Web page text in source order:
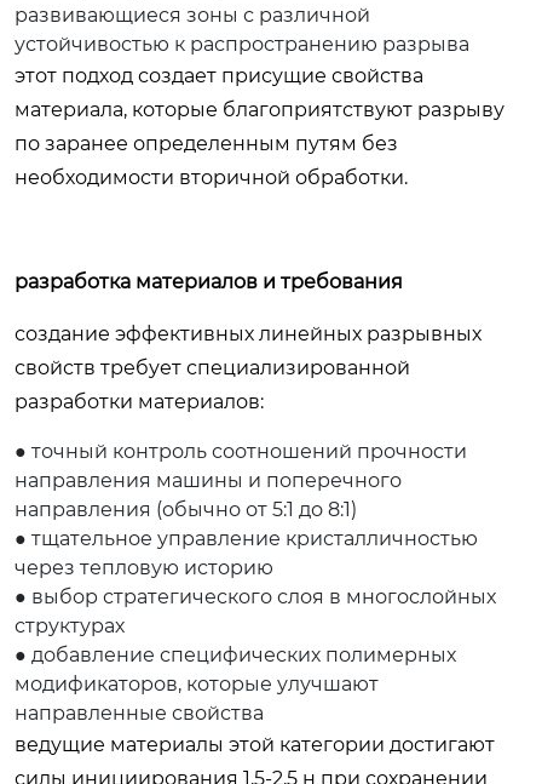
развивающиеся зоны с различной
устойчивостью к распространению разрыва
этот подход создает присущие свойства
материала, которые благоприятствуют разрыву
по заранее определенным путям без
необходимости вторичной обработки.
разработка материалов и требования
создание эффективных линейных разрывных
свойств требует специализированной
разработки материалов:
● точный контроль соотношений прочности
направления машины и поперечного
направления (обычно от 5:1 до 8:1)
● тщательное управление кристалличностью
через тепловую историю
● выбор стратегического слоя в многослойных
структурах
● добавление специфических полимерных
модификаторов, которые улучшают
направленные свойства
ведущие материалы этой категории достигают
силы инициирования 1,5-2,5 н при сохранении